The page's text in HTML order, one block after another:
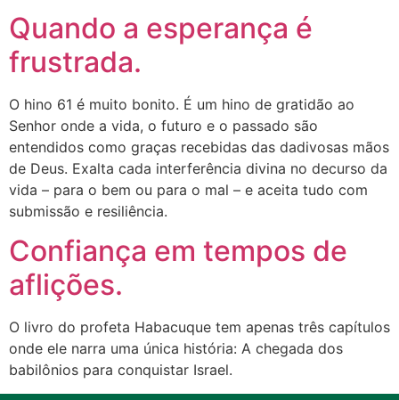
Quando a esperança é
frustrada.
O hino 61 é muito bonito. É um hino de gratidão ao
Senhor onde a vida, o futuro e o passado são
entendidos como graças recebidas das dadivosas mãos
de Deus. Exalta cada interferência divina no decurso da
vida – para o bem ou para o mal – e aceita tudo com
submissão e resiliência.
Confiança em tempos de
aflições.
O livro do profeta Habacuque tem apenas três capítulos
onde ele narra uma única história: A chegada dos
babilônios para conquistar Israel.